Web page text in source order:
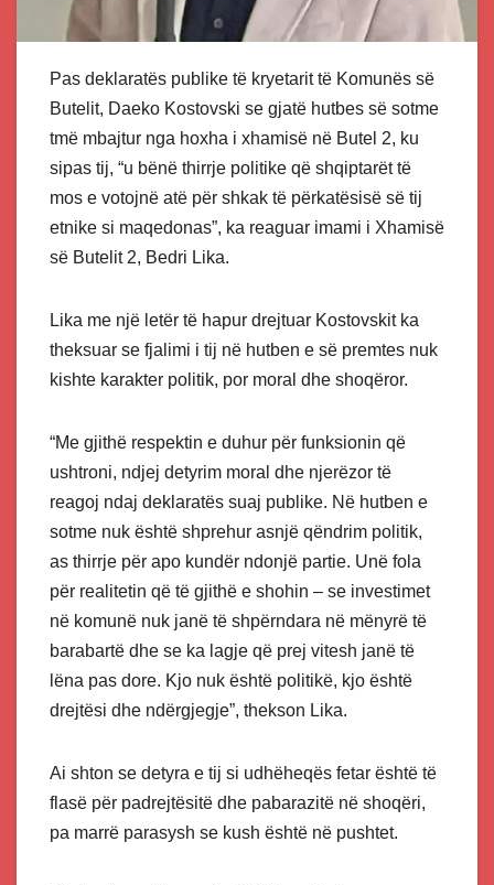
Pas deklaratës publike të kryetarit të Komunës së
Butelit, Daeko Kostovski se gjatë hutbes së sotme
tmë mbajtur nga hoxha i xhamisë në Butel 2, ku
sipas tij, “u bënë thirrje politike që shqiptarët të
mos e votojnë atë për shkak të përkatësisë së tij
etnike si maqedonas”, ka reaguar imami i Xhamisë
së Butelit 2, Bedri Lika.
Lika me një letër të hapur drejtuar Kostovskit ka
theksuar se fjalimi i tij në hutben e së premtes nuk
kishte karakter politik, por moral dhe shoqëror.
“Me gjithë respektin e duhur për funksionin që
ushtroni, ndjej detyrim moral dhe njerëzor të
reagoj ndaj deklaratës suaj publike. Në hutben e
sotme nuk është shprehur asnjë qëndrim politik,
as thirrje për apo kundër ndonjë partie. Unë fola
për realitetin që të gjithë e shohin – se investimet
në komunë nuk janë të shpërndara në mënyrë të
barabartë dhe se ka lagje që prej vitesh janë të
lëna pas dore. Kjo nuk është politikë, kjo është
drejtësi dhe ndërgjegje”, thekson Lika.
Ai shton se detyra e tij si udhëheqës fetar është të
flasë për padrejtësitë dhe pabarazitë në shoqëri,
pa marrë parasysh se kush është në pushtet.